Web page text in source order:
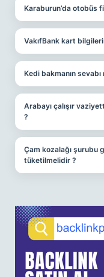
Karaburun’da otobüs
VakıfBank kart
Kedi bakmanın sevabı
Arabayı çalışır
?
Çam kozalağı şurubu
tüketilmelidir ?